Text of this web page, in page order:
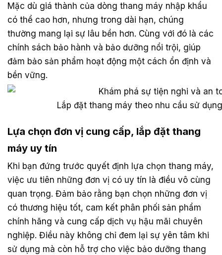
Mặc dù giá thành của dòng thang máy nhập khẩu
có thể cao hơn, nhưng trong dài hạn, chúng
thường mang lại sự lâu bền hơn. Cùng với đó là các
chính sách bảo hành và bảo dưỡng nổi trội, giúp
đảm bảo sản phẩm hoạt động một cách ổn định và
bền vững.
Lắp đặt thang máy theo nhu cầu sử
Lựa chọn đơn vị cung cấp, lắp đặt thang
máy uy tín
Khi bạn đứng trước quyết định lựa chọn thang máy,
việc ưu tiên những đơn vị có uy tín là điều vô cùng
quan trọng. Đảm bảo rằng bạn chọn những đơn vị
có thương hiệu tốt, cam kết phân phối sản phẩm
chính hãng và cung cấp dịch vụ hậu mãi chuyên
nghiệp. Điều này không chỉ đem lại sự yên tâm khi
sử dụng mà còn hỗ trợ cho việc bảo dưỡng thang